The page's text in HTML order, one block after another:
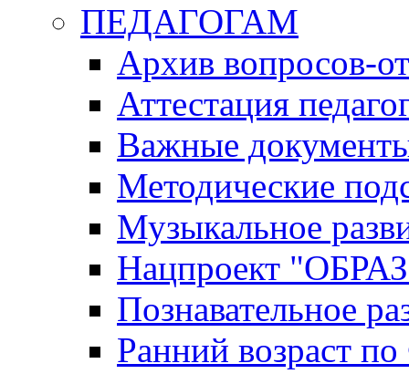
ПЕДАГОГАМ
Архив вопросов-
Аттестация
Важные
Методические
Музыкальное
Нацпроект
Познавательное
Ранний возраст